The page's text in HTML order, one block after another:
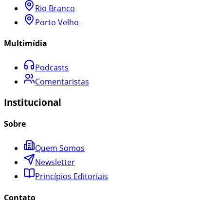
Rio Branco
Porto Velho
Multimídia
Podcasts
Comentaristas
Institucional
Sobre
Quem Somos
Newsletter
Princípios Editoriais
Contato